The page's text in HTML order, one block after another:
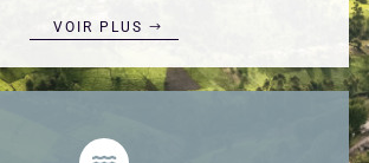
VOIR PLUS